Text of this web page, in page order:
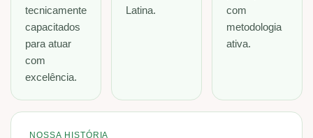
tecnicamente
capacitados
para atuar
com
excelência.
Latina.
com
metodologia
ativa.
NOSSA HISTÓRIA